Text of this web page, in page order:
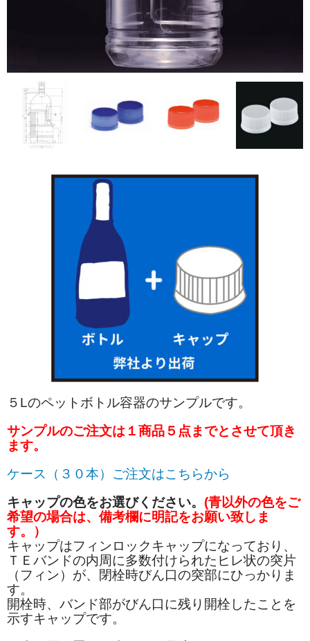
５Lのペットボトル容器のサンプルです。
サンプルのご注文は１商品５点までとさせて頂き
ます。
ケース（３０本）ご注文はこちらから
キャップの色をお選びください。 (青以外の色をご
希望の場合は、備考欄に明記をお願い致しま
す。）
キャップはフィンロックキャップになっており、
ＴＥバンドの内周に多数付けられたヒレ状の突片
（フィン）が、閉栓時びん口の突部にひっかりま
す。
開栓時、バンド部がびん口に残り開栓したことを
示すキャップです。